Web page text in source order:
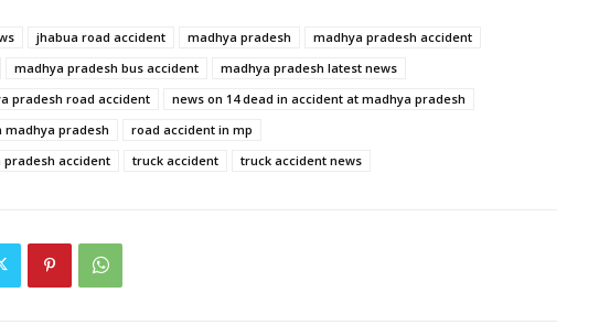
jhabua road accident madhya pradesh
madhya pradesh accident
madhya pradesh bus accident
madhya pradesh latest news
pradesh road accident
news on 14 dead in accident at madhya pradesh
madhya pradesh
road accident in mp
pradesh accident
truck accident truck accident news